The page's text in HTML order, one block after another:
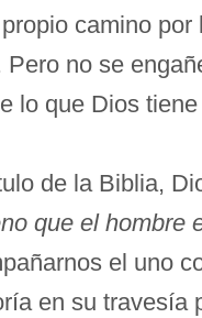
camino
no se
lo que Dios
de la Biblia,
que el hombre
el uno
en su travesía